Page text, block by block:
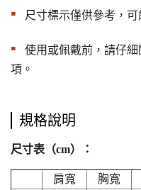
▪︎ 尺寸標示僅供參考，
▪︎ 使用或佩戴前，請仔
項。
規格說明
尺寸表（cm）：
肩寬 胸寬